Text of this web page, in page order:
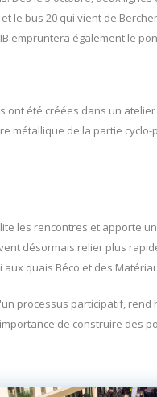
le bus 20 qui vient de
empruntera également le
ont été créées dans un
métallique de la partie
les rencontres et apporte
désormais relier plus
quais Béco et des
processus participatif,
de construire des